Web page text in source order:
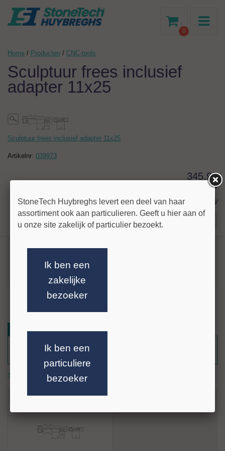
0
-
Home / Producten / CNC-tools
Sculptuur frees inclusief
adapter 11x25
Sculptuur frees inclusief adapter 11x25
Artikelnr: 039973
345,90
excl BTW
€ 418,53 incl BTW
Nog geen reacties.
<< terug
Recent bekeken artikelen
StoneTech Huybreghs levert een deel van haar
assortiment ook aan particulieren. Geeft u hier aan of
u onze site zakelijk of particulier bezoekt.
Ik ben een
zakelijke
bezoeker
Ik ben een
particuliere
bezoeker